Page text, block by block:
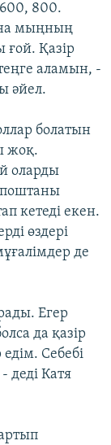
800.
мыңның
ғой. Қазір
аламын, -
әйел.
болатын
жоқ.
оларды
кетеді екен.
өздері
де
Егер
да қазір
Себебі
Катя